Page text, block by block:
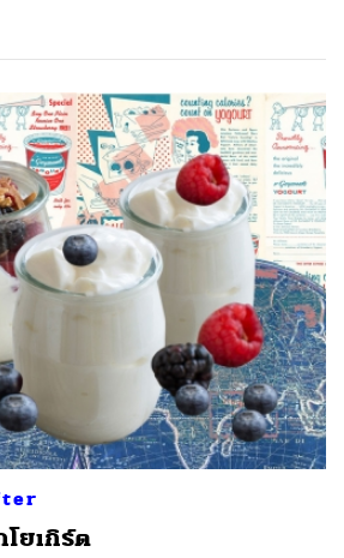
โยเกิร์ต